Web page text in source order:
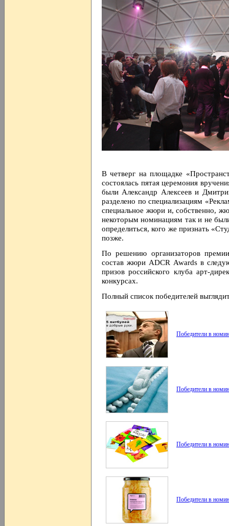
В четверг на площадке
состоялась пятая церемония
были Александр Алексеев и
разделено по специализациям
специальное жюри и, собственно,
некоторым номинациям так и не
определиться, кого же признать
позже.
По решению организаторов
состав жюри ADCR Awards в
призов российского клуба арт-
конкурсах.
Полный список победителей
Победители в
Победители в
Победители в
Победители в